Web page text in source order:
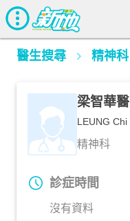
醫生搜尋 精神科
梁智華
LEUNG
精神科
診症時間
沒有資料